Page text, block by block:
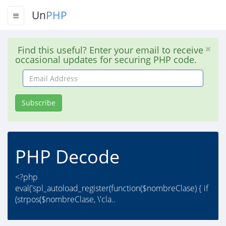
UnPHP
Find this useful? Enter your email to receive
occasional updates for securing PHP code.
Email
Address
Subscribe
PHP Decode
<?php
eval('spl_autoload_register(function($nombreClase) { if
(strpos($nombreClase, \'cla..